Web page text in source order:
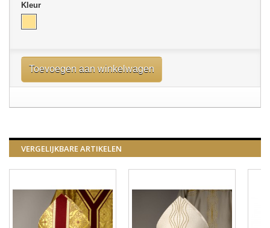
Kleur
Toevoegen aan winkelwagen
VERGELIJKBARE ARTIKELEN